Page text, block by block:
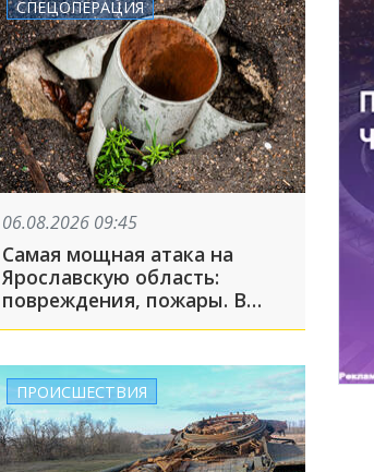
СПЕЦОПЕРАЦИЯ
06.08.2026 09:45
Самая мощная атака на
Ярославскую область:
повреждения, пожары. В
Тверской области пострадал
случилось этой ночью
ПРОИСШЕСТВИЯ